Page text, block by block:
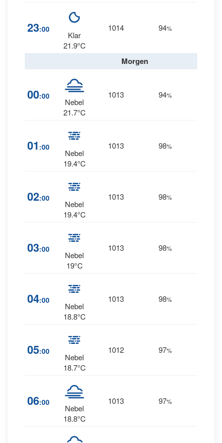
23:00
Klar
21.9°C
1014 94%
Morgen
00:00
Nebel
21.7°C
1013 94%
01 :00
Nebel
19.4°C
1013 98%
02:00
Nebel
19.4°C
1013 98%
03:00
Nebel
19°C
1013 98%
04:00
Nebel
18.8°C
1013 98%
05:00
Nebel
18.7°C
1012 97%
06:00
Nebel
18.8°C
1013 97%